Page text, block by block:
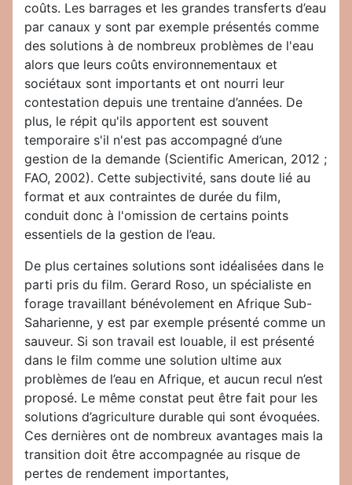
coûts. Les barrages et les grandes transferts d’eau
par canaux y sont par exemple présentés comme
des solutions à de nombreux problèmes de l'eau
alors que leurs coûts environnementaux et
sociétaux sont importants et ont nourri leur
contestation depuis une trentaine d’années. De
plus, le répit qu'ils apportent est souvent
temporaire s'il n'est pas accompagné d’une
gestion de la demande (Scientific American, 2012 ;
FAO, 2002). Cette subjectivité, sans doute lié au
format et aux contraintes de durée du film,
conduit donc à l'omission de certains points
essentiels de la gestion de l’eau.
De plus certaines solutions sont idéalisées dans le
parti pris du film. Gerard Roso, un spécialiste en
forage travaillant bénévolement en Afrique Sub-
Saharienne, y est par exemple présenté comme un
sauveur. Si son travail est louable, il est présenté
dans le film comme une solution ultime aux
problèmes de l’eau en Afrique, et aucun recul n’est
proposé. Le même constat peut être fait pour les
solutions d’agriculture durable qui sont évoquées.
Ces dernières ont de nombreux avantages mais la
transition doit être accompagnée au risque de
pertes de rendement importantes,